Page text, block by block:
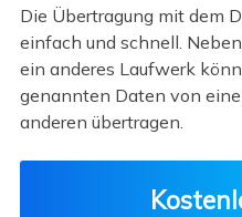
Die Übertragung mit dem
einfach und schnell.
ein anderes Laufwerk
genannten Daten von
anderen übertragen.